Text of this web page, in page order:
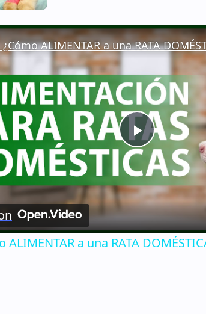
Play
Video
ALIMENTAR a una RATA